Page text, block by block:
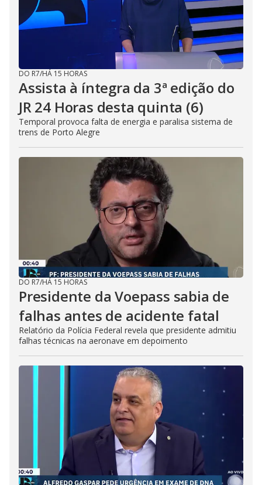
DO R7/HÁ 15 HORAS
Assista à íntegra da 3ª edição do
JR 24 Horas desta quinta (6)
Temporal provoca falta de energia e paralisa sistema de
trens de Porto Alegre
DO R7/HÁ 15 HORAS
Presidente da Voepass sabia de
falhas antes de acidente fatal
Relatório da Polícia Federal revela que presidente admitiu
falhas técnicas na aeronave em depoimento